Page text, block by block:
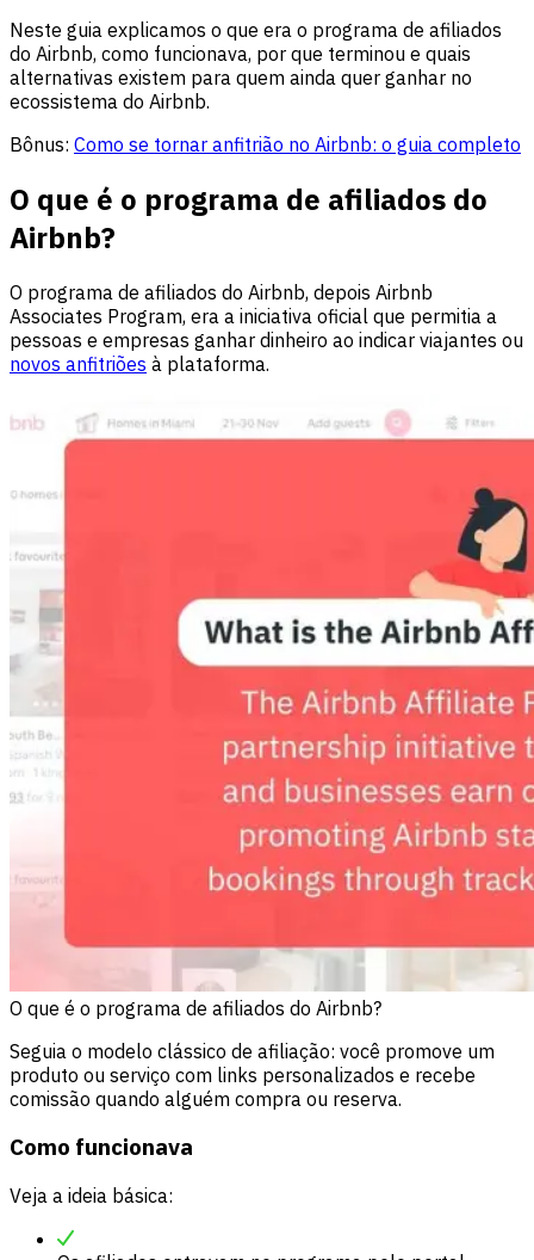
Neste guia explicamos o que era o programa de afiliados
do Airbnb, como funcionava, por que terminou e quais
alternativas existem para quem ainda quer ganhar no
ecossistema do Airbnb.
Bônus: Como se tornar anfitrião no Airbnb: o guia completo
O que é o programa de afiliados do
Airbnb?
O programa de afiliados do Airbnb, depois Airbnb
Associates Program, era a iniciativa oficial que permitia a
pessoas e empresas ganhar dinheiro ao indicar viajantes ou
novos anfitriões à plataforma.
O que é o programa de afiliados do Airbnb?
Seguia o modelo clássico de afiliação: você promove um
produto ou serviço com links personalizados e recebe
comissão quando alguém compra ou reserva.
Como funcionava
Veja a ideia básica: